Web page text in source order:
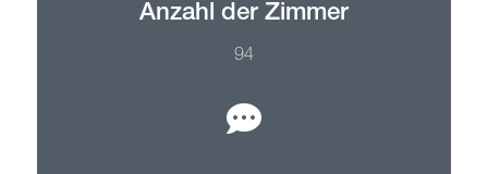
Anzahl der Zimmer
94